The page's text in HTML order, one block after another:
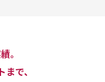
。
で、